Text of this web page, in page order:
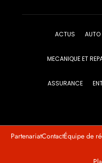
ACTUS AUTO
MECANIQUE ET
ASSURANCE
PartenariatContactÉquipe de